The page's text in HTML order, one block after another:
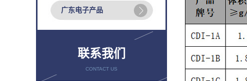
广东电子产品
联系我们
CONTACT US